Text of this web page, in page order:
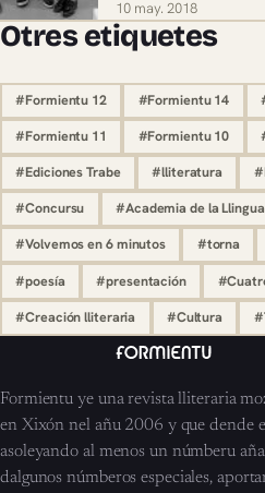
10 may. 2018
Otres etiquetes
#Formientu 12 #Formientu 14
#Formientu 11 #Formientu 10
#Ediciones Trabe #lliteratura
#Concursu #Academia de la
#Volvemos en 6 minutos #torna
#poesía #presentación
#Creación lliteraria #Cultura
Formientu ye una revista lliteraria
en Xixón nel añu 2006 y que dende
asoleyando al menos un númberu
dalgunos númberos especiales,